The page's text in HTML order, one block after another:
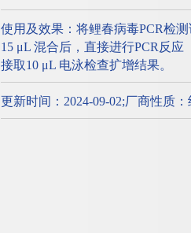
使用及效果：将鲤春病毒PCR检
15 μL 混合后，直接进行PCR反
接取10 μL 电泳检查扩增结果。
更新时间：2024-09-02;厂商性质